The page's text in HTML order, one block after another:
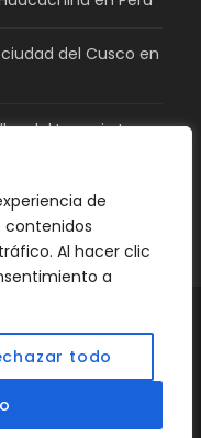
de
contenidos
Al hacer clic
a
todo
del Cusco en
del Imperio Inca
Viajes en Perú |